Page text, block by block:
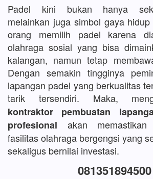
Padel kini bukan hanya
melainkan juga simbol gaya
orang memilih padel karena
olahraga sosial yang bisa
kalangan, namun tetap
Dengan semakin tingginya
lapangan padel yang berkualitas
tarik tersendiri. Maka,
kontraktor pembuatan
profesional akan
fasilitas olahraga bergengsi yang
sekaligus bernilai investasi.
081351894500